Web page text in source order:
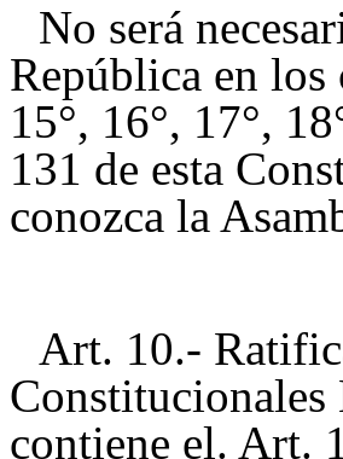
No será
República en los
15°, 16°, 17°,
131 de esta
conozca la
Art. 10.-
Constitucionales
contiene el. Art.